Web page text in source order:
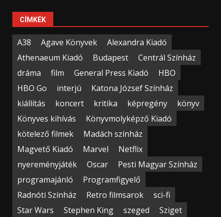
CÍMKÉK
A38 Agave Könyvek
Alexandra Kiadó
Athenaeum Kiadó
Budapest
Centrál Színház
dráma
film General Press Kiadó
HBO
HBO Go
interjú
Katona József Színház
kiállítás
koncert kritika képregény
könyv
Könyves kihívás
Könyvmolyképző Kiadó
kötelező filmek
Madách színház
Magvető Kiadó
Marvel
Netflix
nyereményjáték
Oscar
Pesti Magyar Színház
programajánló
Programfigyelő
Radnóti Színház
Retro filmsarok
sci-fi
Star Wars
Stephen King szeged
Sziget